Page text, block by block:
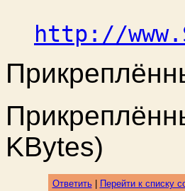
http://
KBytes)
Ответить| Перейти к списку